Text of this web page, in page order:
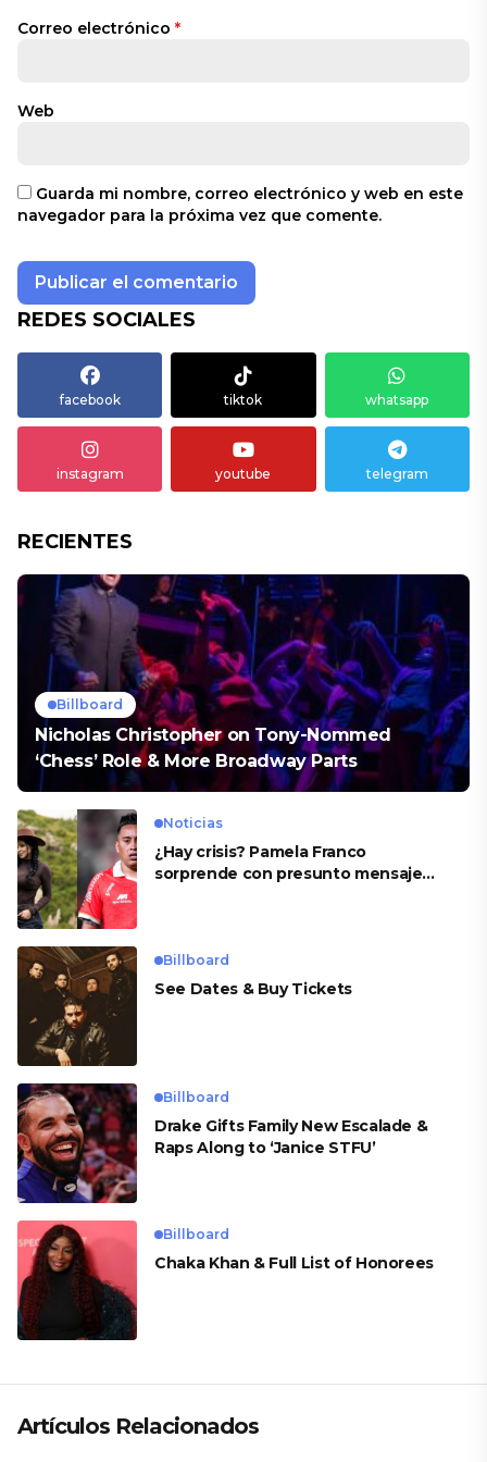
Correo electrónico *
Web
Guarda mi nombre, correo electrónico y web en este
navegador para la próxima vez que comente.
REDES SOCIALES
facebook tiktok whatsapp
instagram youtube telegram
RECIENTES
Billboard
Nicholas Christopher on Tony-Nommed
‘Chess’ Role & More Broadway Parts
Noticias
¿Hay crisis? Pamela Franco
sorprende con presunto mensaje
Billboard
See Dates & Buy Tickets
Billboard
Drake Gifts Family New Escalade &
Raps Along to ‘Janice STFU’
Billboard
Chaka Khan & Full List of Honorees
Artículos Relacionados